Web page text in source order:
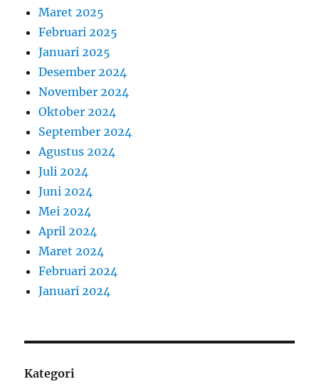
Maret 2025
Februari 2025
Januari 2025
Desember 2024
November 2024
Oktober 2024
September 2024
Agustus 2024
Juli 2024
Juni 2024
Mei 2024
April 2024
Maret 2024
Februari 2024
Januari 2024
Kategori